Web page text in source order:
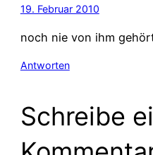
19. Februar 2010
noch nie von ihm
Antworten
Schreibe